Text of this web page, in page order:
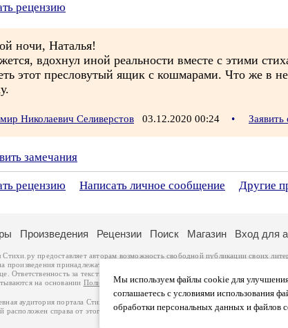
рецензию
ночи, Наталья!
вдохнул иной реальности вместе с этими
этот пресловутый ящик с кошмарами. Что же в
Николаевич Селиверстов 03.12.2020 00:24 •
замечания
рецензию Написать личное сообщение Другие
Мы используем файлы cookie для
соглашаетесь с условиями использования
обработки персональных данных и файлов
Произведения Рецензии Поиск Магазин Вход для
Стихи.ру предоставляет авторам возможность свободной публикации своих
произведения принадлежат авторам и охраняются
. Перепечатка
Ответственность за тексты произведений авторы несут самостоятельно на
на основании Политики обработки персональных данных. Вы также
аудитория портала Стихи.ру – порядка 200 тысяч посетителей, которые в
расположен справа от этого текста. В каждой графе указано по две цифры: